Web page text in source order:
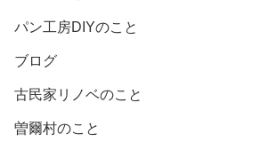
パン工房DIYのこと
ブログ
古民家リノベのこと
曽爾村のこと